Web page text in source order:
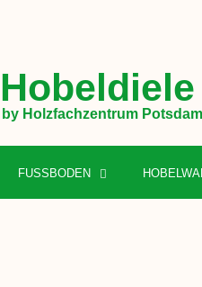
Hobeldiele
by Holzfachzentrum Potsdam
FUSSBODEN